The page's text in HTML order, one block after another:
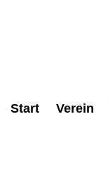
Start Verein